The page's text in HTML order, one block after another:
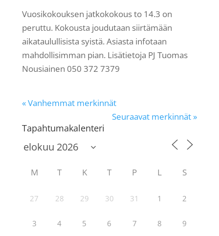
Vuosikokouksen jatkokokous to 14.3 on
peruttu. Kokousta joudutaan siirtämään
aikataulullisista syistä. Asiasta infotaan
mahdollisimman pian. Lisätietoja PJ Tuomas
Nousiainen 050 372 7379
« Vanhemmat merkinnät
Seuraavat merkinnät »
Tapahtumakalenteri
M T K T P L S
27 28 29 30 31 1 2
3 4 5 6 7 8 9